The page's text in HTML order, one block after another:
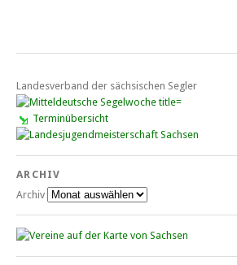
Landesverband der sächsischen Segler
Terminübersicht
ARCHIV
Archiv